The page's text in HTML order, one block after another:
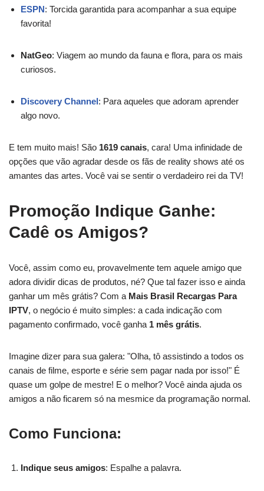
ESPN: Torcida garantida para acompanhar a sua equipe
favorita!
NatGeo: Viagem ao mundo da fauna e flora, para os mais
curiosos.
Discovery Channel: Para aqueles que adoram aprender
algo novo.
E tem muito mais! São 1619 canais, cara! Uma infinidade de
opções que vão agradar desde os fãs de reality shows até os
amantes das artes. Você vai se sentir o verdadeiro rei da TV!
Promoção Indique Ganhe:
Cadê os Amigos?
Você, assim como eu, provavelmente tem aquele amigo que
adora dividir dicas de produtos, né? Que tal fazer isso e ainda
ganhar um mês grátis? Com a Mais Brasil Recargas Para
IPTV, o negócio é muito simples: a cada indicação com
pagamento confirmado, você ganha 1 mês grátis.
Imagine dizer para sua galera: "Olha, tô assistindo a todos os
canais de filme, esporte e série sem pagar nada por isso!" É
quase um golpe de mestre! E o melhor? Você ainda ajuda os
amigos a não ficarem só na mesmice da programação normal.
Como Funciona:
Indique seus amigos: Espalhe a palavra.